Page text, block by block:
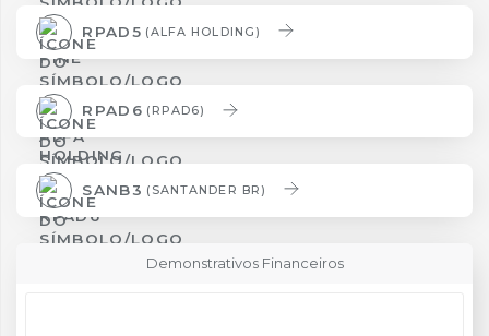
RPAD5 (ALFA HOLDING)
RPAD6 (RPAD6)
SANB3 (SANTANDER BR)
Demonstrativos Financeiros